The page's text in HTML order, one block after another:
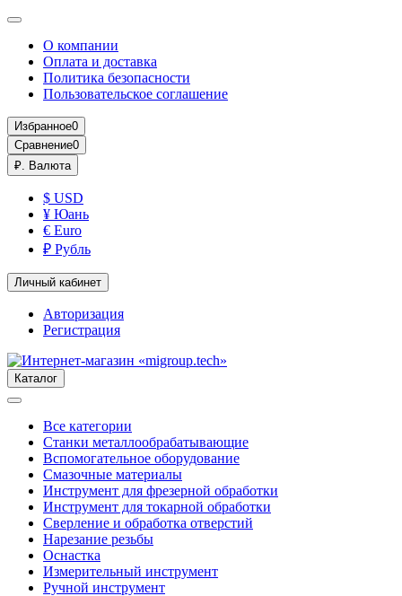
О компании
Оплата и доставка
Политика безопасности
Пользовательское соглашение
Избранное0
Сравнение0
₽. Валюта
$ USD
¥ Юань
€ Euro
₽ Рубль
Личный кабинет
Авторизация
Регистрация
Каталог
Все категории
Станки металлообрабатывающие
Вспомогательное оборудование
Смазочные материалы
Инструмент для фрезерной обработки
Инструмент для токарной обработки
Сверление и обработка отверстий
Нарезание резьбы
Оснастка
Измерительный инструмент
Ручной инструмент